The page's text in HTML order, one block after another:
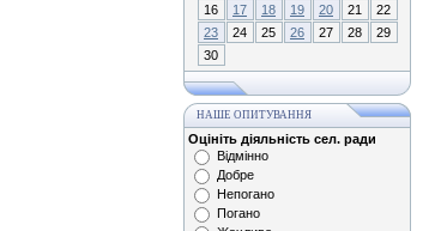
16
17 18 19 20 21
22
23
24 25 26 27 28
29
30
НАШЕ ОПИТУВАННЯ
Оцініть діяльність сел. ради
Відмінно
Добре
Непогано
Погано